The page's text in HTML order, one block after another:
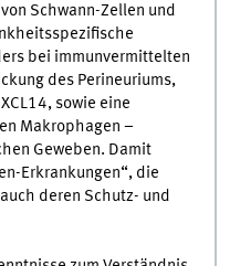
Schwann-Zellen und
bei immunvermittelten
des Perineuriums,
sowie eine
Makrophagen –
Geweben. Damit
Erkrankungen“, die
deren Schutz- und